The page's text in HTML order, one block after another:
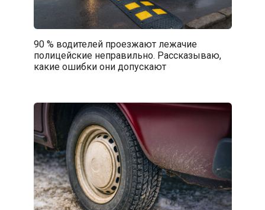
90 % водителей проезжают лежачие
полицейские неправильно. Рассказываю,
какие ошибки они допускают